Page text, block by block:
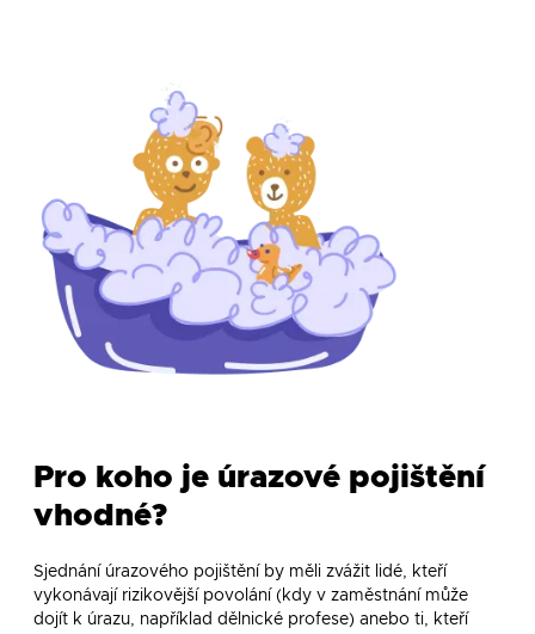
Pro koho je úrazové pojištění
vhodné?
Sjednání úrazového pojištění by měli zvážit lidé, kteří
vykonávají rizikovější povolání (kdy v zaměstnání může
dojít k úrazu, například dělnické profese) anebo ti, kteří